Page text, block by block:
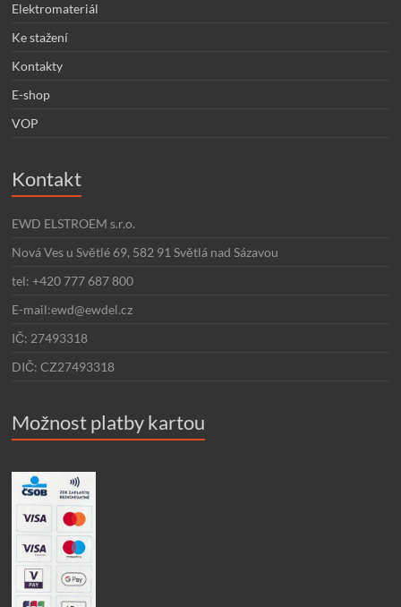
Elektromateriál
Ke stažení
Kontakty
E-shop
VOP
Kontakt
EWD ELSTROEM s.r.o.
Nová Ves u Světlé 69, 582 91 Světlá nad Sázavou
tel: +420 777 687 800
E-mail:ewd@ewdel.cz
IČ: 27493318
DIČ: CZ27493318
Možnost platby kartou